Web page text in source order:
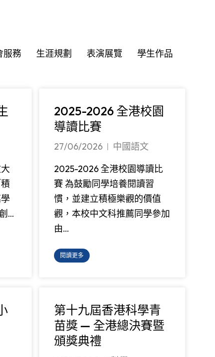
生涯規劃 表演展覽
服務 學生作品
…
2025-2026 全港校園
導讀比賽
27/06/2026
中國語文
2025-2026 全港校園導讀比
賽 為鼓勵同學培養閱讀習
慣，並建立積極樂觀的價值
觀，本校中文科推薦同學參加
由…
閱讀更多
第十九屆香港科學青
苗獎 — 全港總決賽暨
頒獎典禮